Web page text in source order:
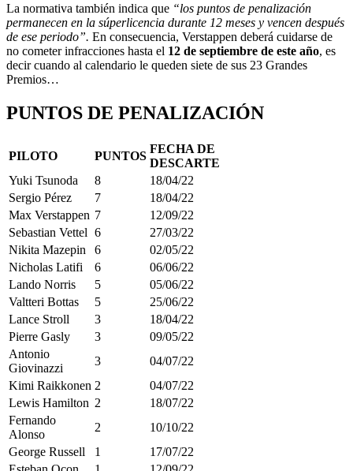
La normativa también indica que “los puntos de penalización
permanecen en la súperlicencia durante 12 meses y vencen después
de ese periodo”. En consecuencia, Verstappen deberá cuidarse de
no cometer infracciones hasta el 12 de septiembre de este año, es
decir cuando al calendario le queden siete de sus 23 Grandes
Premios…
PUNTOS DE PENALIZACIÓN
PILOTO PUNTOS
FECHA DE
DESCARTE
Yuki Tsunoda
8
18/04/22
Sergio Pérez
7
18/04/22
Max Verstappen 7
12/09/22
Sebastian Vettel 6
27/03/22
Nikita Mazepin
6
02/05/22
Nicholas Latifi
6
06/06/22
Lando Norris
5
05/06/22
Valtteri Bottas
5
25/06/22
Lance Stroll
3
18/04/22
Pierre Gasly
3
09/05/22
Antonio
Giovinazzi
3
04/07/22
Kimi Raikkonen 2
04/07/22
Lewis Hamilton 2
18/07/22
Fernando
Alonso
2
10/10/22
George Russell
1
17/07/22